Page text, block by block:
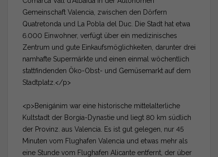
Gemeinschaft Valencia, zwischen den Dörfern
Quatretonda und La Pobla del Duc. Die Stadt hat etwa
6.000 Einwohner, verfügt über ein medizinisches
Zentrum und gute Einkaufsmöglichkeiten, darunter drei
namhafte Supermärkte und einen einmal wöchentlich
stattfindenden Öko-Obst- und Gemüsemarkt auf dem
Stadtplatz.</p>
<p>Benigánim war eine historische mittelalterliche
Kultstadt der Borgia-Dynastie und liegt 80 km südlich
der Provinz. aus Valencia. Es ist gut gelegen, nur 45
Minuten vom Flughafen Valencia und etwas mehr als
eine Stunde vom Flughafen Alicante entfernt, der über